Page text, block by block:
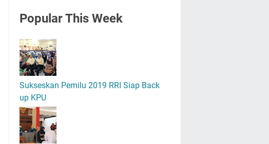
PopularThis Week
Sukseskan Pemilu 2019 RRI Siap Back
up KPU